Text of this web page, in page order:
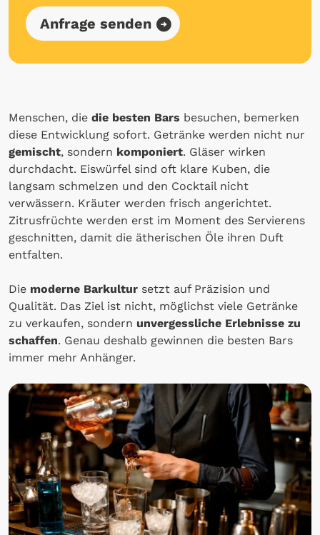
Anfrage senden
Menschen, die die besten Bars besuchen, bemerken
diese Entwicklung sofort. Getränke werden nicht nur
gemischt, sondern komponiert. Gläser wirken
durchdacht. Eiswürfel sind oft klare Kuben, die
langsam schmelzen und den Cocktail nicht
verwässern. Kräuter werden frisch angerichtet.
Zitrusfrüchte werden erst im Moment des Servierens
geschnitten, damit die ätherischen Öle ihren Duft
entfalten.
Die moderne Barkultur setzt auf Präzision und
Qualität. Das Ziel ist nicht, möglichst viele Getränke
zu verkaufen, sondern unvergessliche Erlebnisse zu
schaffen. Genau deshalb gewinnen die besten Bars
immer mehr Anhänger.